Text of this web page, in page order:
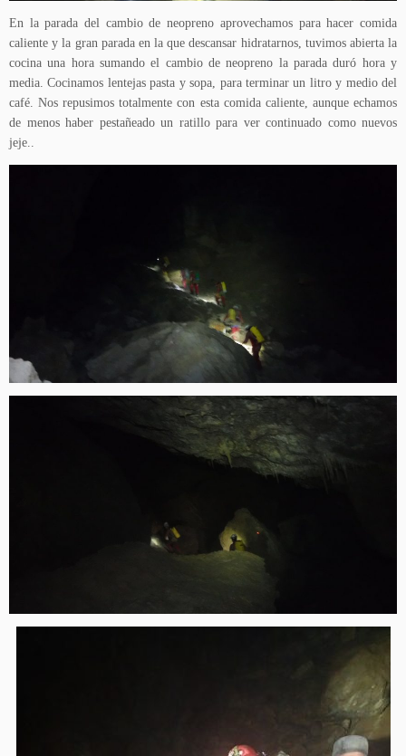
En la parada del cambio de neopreno aprovechamos para hacer comida
caliente y la gran parada en la que descansar hidratarnos, tuvimos abierta la
cocina una hora sumando el cambio de neopreno la parada duró hora y
media. Cocinamos lentejas pasta y sopa, para terminar un litro y medio del
café. Nos repusimos totalmente con esta comida caliente, aunque echamos
de menos haber pestañeado un ratillo para ver continuado como nuevos
jeje..